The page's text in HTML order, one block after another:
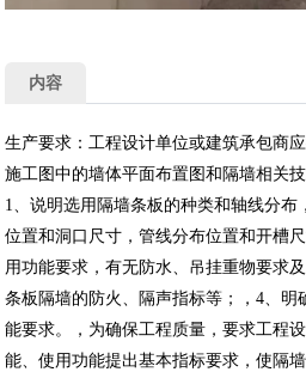
内容
生产要求：工程设计单位或建筑承包商
施工图中的墙体平面布置图和隔墙相关
1、说明选用隔墙条板的种类和轴线分
位置和洞口尺寸，管线分布位置和开槽
用功能要求，有无防水、吊挂重物要求
条板隔墙的防火、隔声指标等；，4、明
能要求。，为确保工程质量，要求工程
能、使用功能提出基本指标要求，使隔